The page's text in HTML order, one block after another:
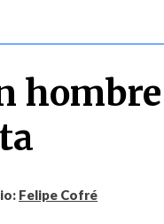
hombre
Felipe Cofré